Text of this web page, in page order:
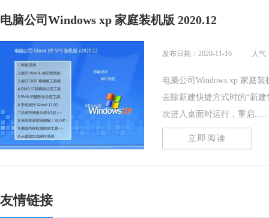
电脑公司Windows xp 家庭装机版 2020.12
发布日期：2020-11-16 人气
电脑公司Windows xp 家庭
去除新建快捷方式时的“新
次进入桌面时运行，重启.....
立即阅读
友情链接